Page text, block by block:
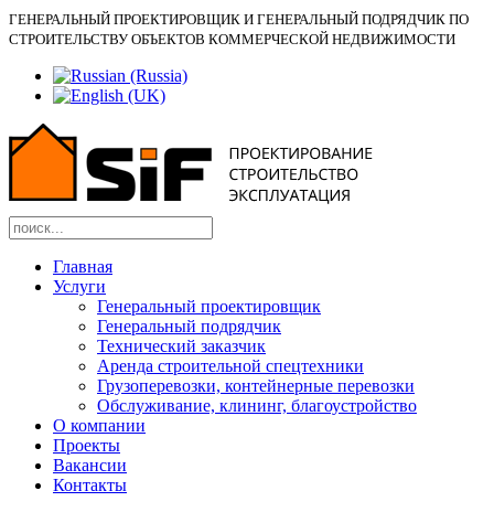
ГЕНЕРАЛЬНЫЙ ПРОЕКТИРОВЩИК И ГЕНЕРАЛЬНЫЙ ПОДРЯДЧИК ПО
СТРОИТЕЛЬСТВУ ОБЪЕКТОВ КОММЕРЧЕСКОЙ НЕДВИЖИМОСТИ
Главная
Услуги
Генеральный проектировщик
Генеральный подрядчик
Технический заказчик
Аренда строительной спецтехники
Грузоперевозки, контейнерные перевозки
Обслуживание, клининг, благоустройство
О компании
Проекты
Вакансии
Контакты